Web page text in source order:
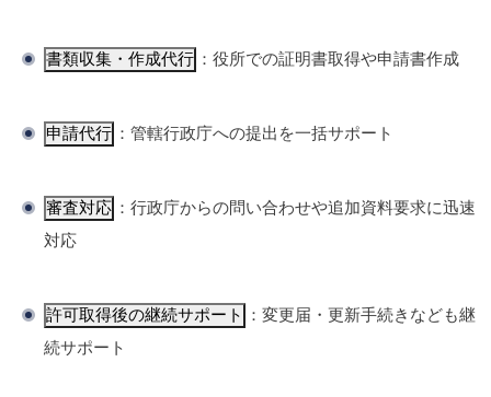
書類収集・作成代行 ：役所での証明書取得や申請書作成
申請代行 ：管轄行政庁への提出を一括サポート
審査対応 ：行政庁からの問い合わせや追加資料要求に迅速
対応
許可取得後の継続サポート
：変更届・更新手続きなども継
続サポート